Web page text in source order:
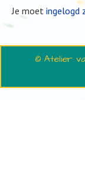
Je moet ingelogd
© Atelier